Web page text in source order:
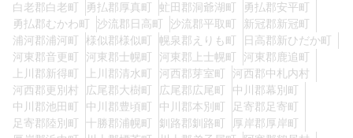
白老郡白老町
勇払郡厚真町 虻田郡洞爺湖町
勇払郡安平町
勇払郡むかわ町
沙流郡日高町 沙流郡平取町
新冠郡新冠町
浦河郡浦河町
様似郡様似町 幌泉郡えりも町
日高郡新ひだか町
河東郡音更町
河東郡士幌町 河東郡上士幌町
河東郡鹿追町
上川郡新得町
上川郡清水町 河西郡芽室町
河西郡中札内村
河西郡更別村
広尾郡大樹町 広尾郡広尾町
中川郡幕別町
中川郡池田町
中川郡豊頃町 中川郡本別町
足寄郡足寄町
足寄郡陸別町
十勝郡浦幌町 釧路郡釧路町
厚岸郡厚岸町